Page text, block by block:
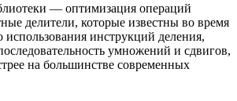
— оптимизация операций
делители, которые известны во время
инструкций деления,
умножений и сдвигов,
на большинстве современных